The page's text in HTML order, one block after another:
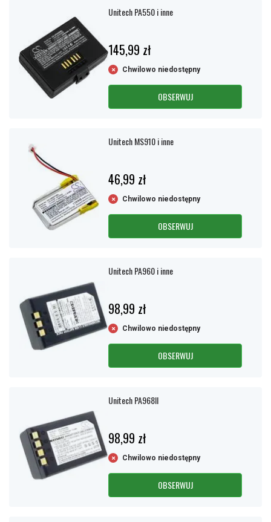
Unitech PA550 i inne
145,99 zł
Chwilowo niedostępny
OBSERWUJ
Unitech MS910 i inne
46,99 zł
Chwilowo niedostępny
OBSERWUJ
Unitech PA960 i inne
98,99 zł
Chwilowo niedostępny
OBSERWUJ
Unitech PA968II
98,99 zł
Chwilowo niedostępny
OBSERWUJ